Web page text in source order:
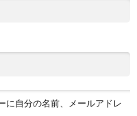
に自分の名前、メールアドレ